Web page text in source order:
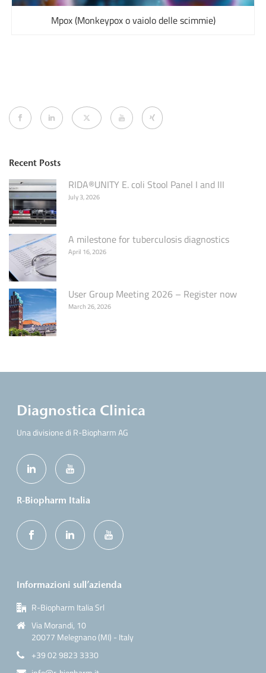
Mpox (Monkeypox o vaiolo delle scimmie)
Recent Posts
RIDA®UNITY E. coli Stool Panel I and III
July 3, 2026
A milestone for tuberculosis diagnostics
April 16, 2026
User Group Meeting 2026 – Register now
March 26, 2026
Diagnostica Clinica
Una divisione di R-Biopharm AG
R-Biopharm Italia
Informazioni sull’azienda
R-Biopharm Italia Srl
Via Morandi, 10
20077 Melegnano (MI) - Italy
+39 02 9823 3330